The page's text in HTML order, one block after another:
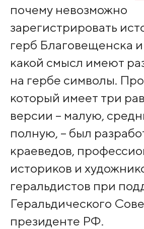
почему невозможно
зарегистрировать
герб Благовещенска
какой смысл имеют
на гербе символы.
который имеет три
версии – малую,
полную, – был
краеведов,
историков и
геральдистов при
Геральдического
президенте РФ.